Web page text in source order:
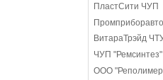
ПластСити ЧУП
ВитараТрэйд
ЧУП "Ремсинтез"
ООО